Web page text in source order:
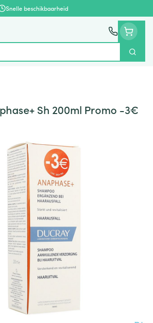
Snelle beschikbaarheid
Zoek
Sh 200ml Promo -3€